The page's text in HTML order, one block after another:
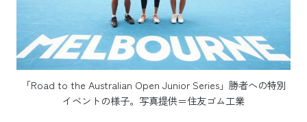
「Road to the Australian Open Junior Series」勝者への特別
イベントの様子。写真提供＝住友ゴム工業